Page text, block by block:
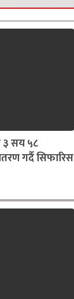
३ सय ५८
गर्दै सिफारिस